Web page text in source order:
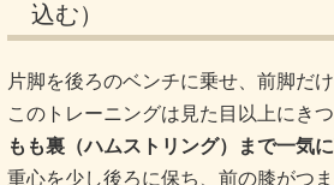
込む）
片脚を後ろのベンチに乗せ、前脚だ
このトレーニングは見た目以上にきつ
もも裏（ハムストリング）まで一気
重心を少し後ろに保ち、前の膝がつ